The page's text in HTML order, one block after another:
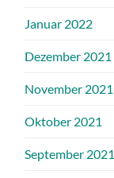
Januar 2022
Dezember 2021
November 2021
Oktober 2021
September 2021